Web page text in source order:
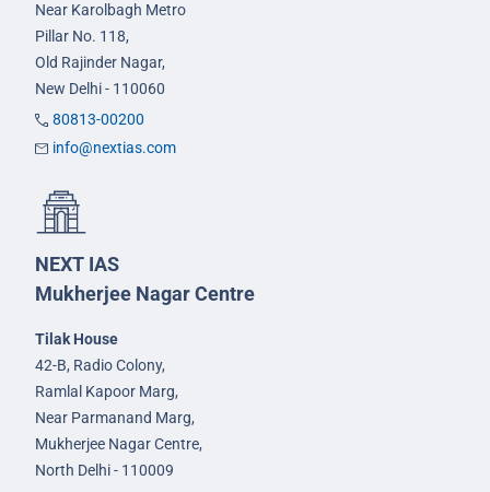
Near Karolbagh Metro
Pillar No. 118,
Old Rajinder Nagar,
New Delhi - 110060
80813-00200
info@nextias.com
NEXT IAS
Mukherjee Nagar Centre
Tilak House
42-B, Radio Colony,
Ramlal Kapoor Marg,
Near Parmanand Marg,
Mukherjee Nagar Centre,
North Delhi - 110009